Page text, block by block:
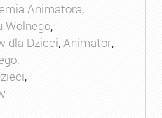
Animatora,
Wolnego,
dla Dzieci,Animator,
,
,